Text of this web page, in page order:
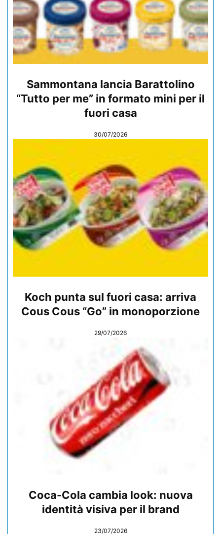
Sammontana lancia Barattolino
“Tutto per me” in formato mini per il
fuori casa
30/07/2026
Koch punta sul fuori casa: arriva
Cous Cous “Go” in monoporzione
29/07/2026
Coca-Cola cambia look: nuova
identità visiva per il brand
23/07/2026